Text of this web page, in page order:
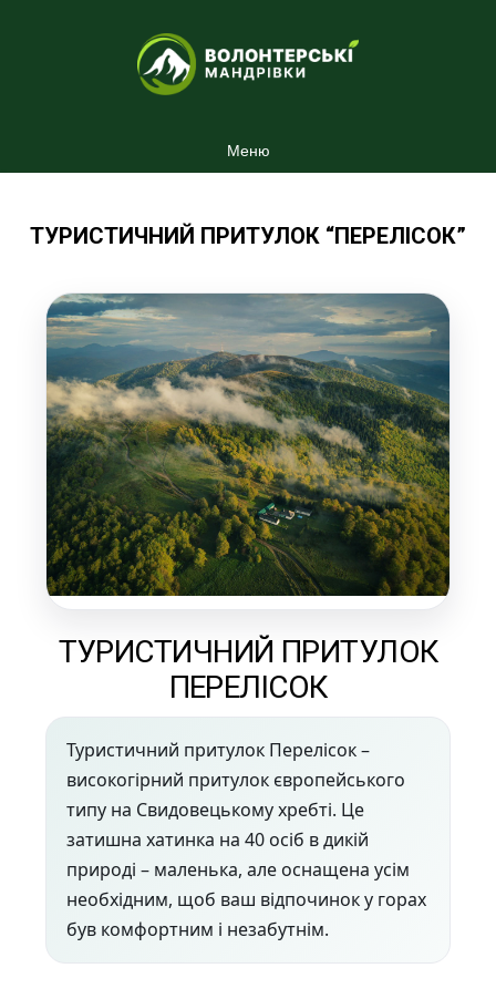
Меню
ТУРИСТИЧНИЙ ПРИТУЛОК “ПЕРЕЛІСОК”
ТУРИСТИЧНИЙ ПРИТУЛОК
ПЕРЕЛІСОК
Туристичний притулок Перелісок –
високогірний притулок європейського
типу на Свидовецькому хребті. Це
затишна хатинка на 40 осіб в дикій
природі – маленька, але оснащена усім
необхідним, щоб ваш відпочинок у горах
був комфортним і незабутнім.